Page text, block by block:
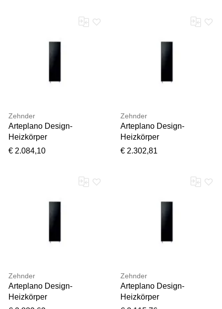
Zehnder
Arteplano Design-
Heizkörper
ZAO03106A549000
€ 2.084,10
Zehnder
Arteplano Design-
Heizkörper
ZAP03008B149000
€ 2.302,81
Zehnder
Arteplano Design-
Heizkörper
Zehnder
Arteplano Design-
Heizkörper